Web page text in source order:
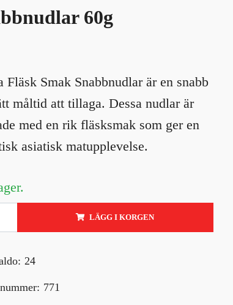
60g
Fläsk Smak Snabbnudlar är en snabb
måltid att tillaga. Dessa nudlar är
med en rik fläsksmak som ger en
asiatisk matupplevelse.
LÄGG I KORGEN
24
771